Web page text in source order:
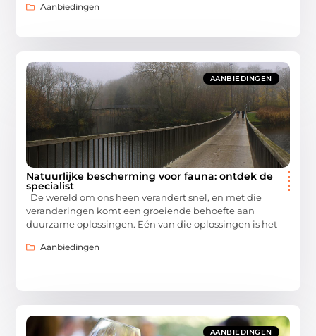
Aanbiedingen
AANBIEDINGEN
Natuurlijke bescherming voor fauna: ontdek de
specialist
De wereld om ons heen verandert snel, en met die
veranderingen komt een groeiende behoefte aan
duurzame oplossingen. Eén van die oplossingen is het
Aanbiedingen
AANBIEDINGEN